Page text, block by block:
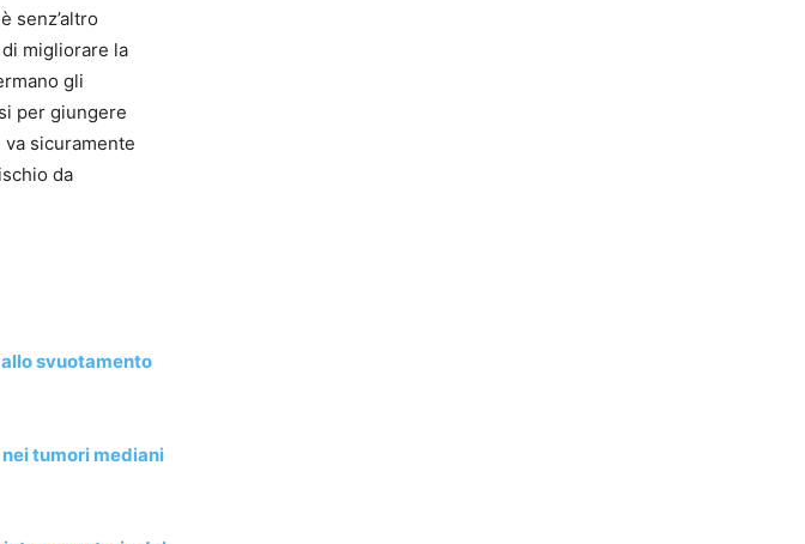
senz’altro
migliorare la
gli
per giungere
sicuramente
da
svuotamento
tumori mediani